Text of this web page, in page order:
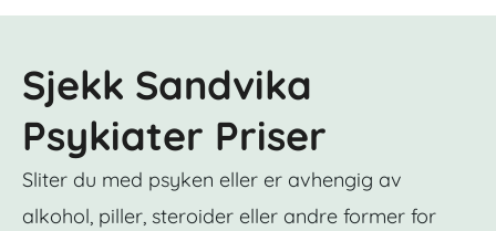
Sjekk Sandvika
Psykiater Priser
Sliter du med psyken eller er avhengig av
alkohol, piller, steroider eller andre former for